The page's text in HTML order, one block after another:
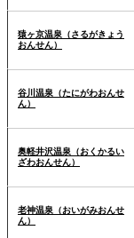
猿ヶ京温泉（さるがきょう
おんせん）
谷川温泉（たにがわおんせ
ん）
奥軽井沢温泉（おくかるい
ざわおんせん）
老神温泉（おいがみおんせ
ん）